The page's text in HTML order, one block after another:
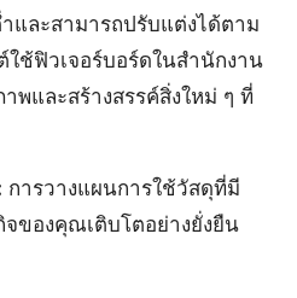
และสามารถปรับแต่งได้ตาม
ใช้ฟิวเจอร์บอร์ดในสำนักงาน
พและสร้างสรรค์สิ่งใหม่ ๆ ที่
การวางแผนการใช้วัสดุที่มี
ของคุณเติบโตอย่างยั่งยืน